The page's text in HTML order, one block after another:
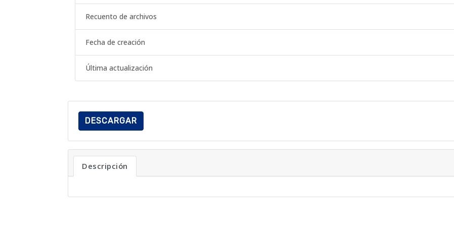
Recuento de archivos
Fecha de creación
Última actualización
DESCARGAR
Descripción